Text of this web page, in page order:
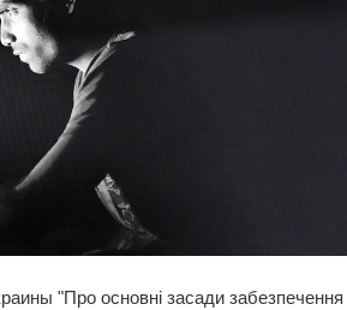
"Про основні засади забезпечення